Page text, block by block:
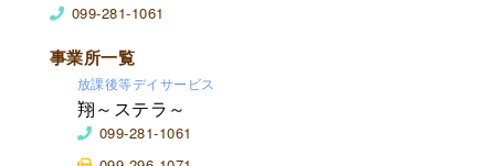
099-281-1061
事業所一覧
放課後等デイサービス
翔～ステラ～
099-281-1061